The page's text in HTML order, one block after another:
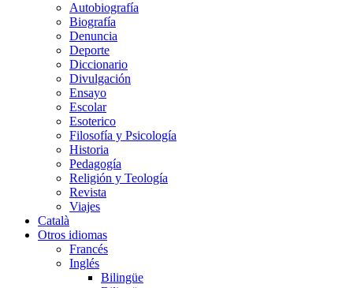
Autobiografía
Biografía
Denuncia
Deporte
Diccionario
Divulgación
Ensayo
Escolar
Esoterico
Filosofía y Psicología
Historia
Pedagogía
Religión y Teología
Revista
Viajes
Català
Otros idiomas
Francés
Inglés
Bilingüe